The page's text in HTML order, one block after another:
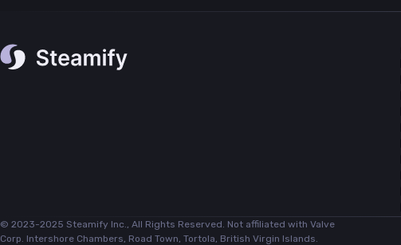
© 2023-2025 Steamify Inc., All Rights Reserved. Not affiliated with Valve
Corp. Intershore Chambers, Road Town, Tortola, British Virgin Islands.